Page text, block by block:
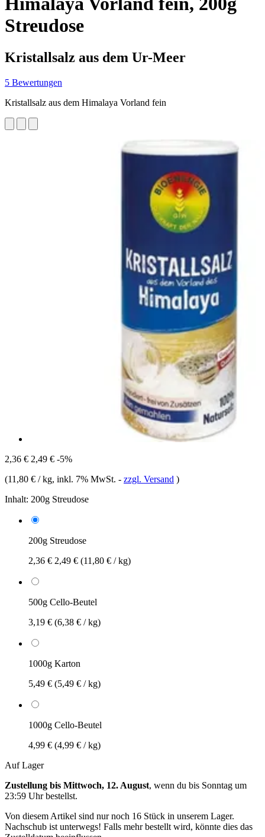
Streudose
Kristallsalz aus dem Ur-Meer
5 Bewertungen
Kristallsalz aus dem Himalaya Vorland fein
2,36 € 2,49 € -5%
(11,80 € / kg, inkl. 7% MwSt. - zzgl. Versand )
Inhalt: 200g Streudose
200g Streudose
2,36 € 2,49 € (11,80 € / kg)
500g Cello-Beutel
3,19 € (6,38 € / kg)
1000g Karton
5,49 € (5,49 € / kg)
1000g Cello-Beutel
4,99 € (4,99 € / kg)
Auf Lager
Zustellung bis Mittwoch, 12. August, wenn du bis Sonntag um
23:59 Uhrbestellst.
Von diesem Artikel sind nur noch 16 Stück in unserem Lager.
Nachschub ist unterwegs! Falls mehr bestellt wird, könnte dies das